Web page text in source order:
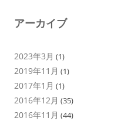
アーカイブ
2023年3月 (1)
2019年11月 (1)
2017年1月 (1)
2016年12月 (35)
2016年11月 (44)